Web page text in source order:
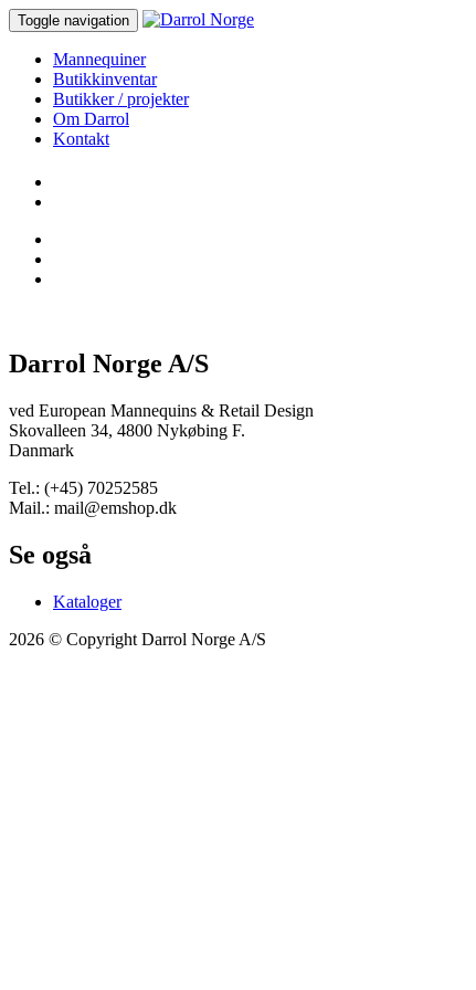
Toggle navigation
Mannequiner
Butikkinventar
Butikker / projekter
Om Darrol
Kontakt
Darrol Norge A/S
ved European Mannequins & Retail Design
Skovalleen 34, 4800 Nykøbing F.
Danmark
Tel.: (+45) 70252585
Mail.: mail@emshop.dk
Se også
Kataloger
2026 © Copyright Darrol Norge A/S